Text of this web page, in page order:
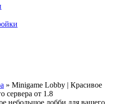
» Minigame Lobby | Красивое
сервера от 1.8